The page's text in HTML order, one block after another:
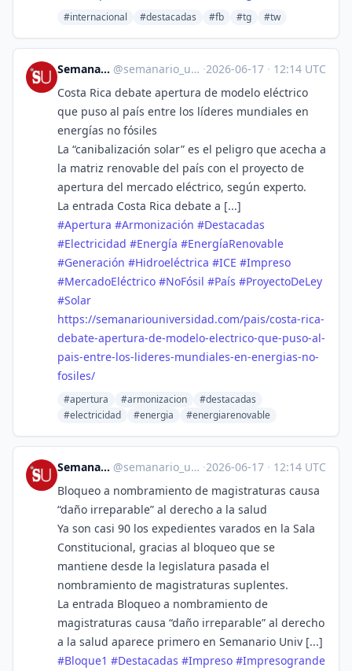
#internacional #destacadas #fb #tg #tw
Semanario Universidad @semanario_universidad@bots.fedi.cr ·2026-06-17 · 12:14 UTC
Costa Rica debate apertura de modelo eléctrico
que puso al país entre los líderes mundiales en
energías no fósiles
La “canibalización solar” es el peligro que acecha a
la matriz renovable del país con el proyecto de
apertura del mercado eléctrico, según experto.
La entrada Costa Rica debate a [...]
#Apertura #Armonización #Destacadas
#Electricidad #Energía #EnergíaRenovable
#Generación #Hidroeléctrica #ICE #Impreso
#MercadoEléctrico #NoFósil #País #ProyectoDeLey
#Solar
https://semanariouniversidad.com/pais/costa-rica-
debate-apertura-de-modelo-electrico-que-puso-al-
pais-entre-los-lideres-mundiales-en-energias-no-
fosiles/
#apertura #armonizacion
#destacadas
#electricidad
#energia #energiarenovable
Semanario Universidad @semanario_universidad@bots.fedi.cr ·2026-06-17 · 12:14 UTC
Bloqueo a nombramiento de magistraturas causa
“daño irreparable” al derecho a la salud
Ya son casi 90 los expedientes varados en la Sala
Constitucional, gracias al bloqueo que se
mantiene desde la legislatura pasada el
nombramiento de magistraturas suplentes.
La entrada Bloqueo a nombramiento de
magistraturas causa “daño irreparable” al derecho
a la salud aparece primero en Semanario Univ [...]
#Bloque1 #Destacadas #Impreso #Impresogrande